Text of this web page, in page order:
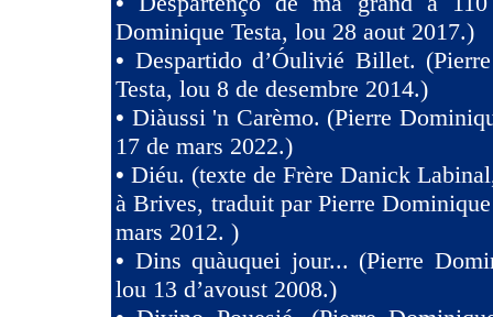
Dominique Testa, lou 28 aout 2017.)
• Despartido d’Óulivié Billet.
Testa, lou 8 de desembre 2014.)
• Diàussi 'n Carèmo. (Pierre
17 de mars 2022.)
• Diéu. (texte de Frère Danick
à Brives, traduit par Pierre
mars 2012. )
• Dins quàuquei jour... (Pierre
lou 13 d’avoust 2008.)